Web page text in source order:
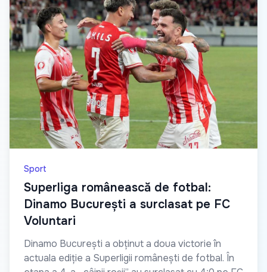
Sport
Superliga românească de fotbal:
Dinamo București a surclasat pe FC
Voluntari
Dinamo București a obținut a doua victorie în
actuala ediție a Superligii românești de fotbal. În